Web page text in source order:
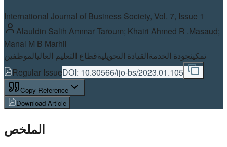
International Journal of Business Society, Vol. 7, Issue 1
Alauldin Salih Ammar Taroum; Khairi Ahmed R .Masaud;
Manal M B Marhil
تمكينجودة الخدمةالقيادة التحويليةقطاع التعليم العاليالموظفين
Regular IssueDOI: 10.30566/ijo-bs/2023.01.105
Copy Reference
Download Article
الملخص